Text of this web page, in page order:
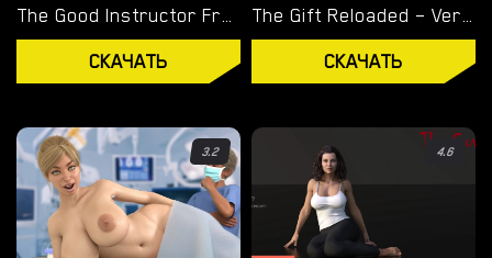
The Good Instructor Frenzy – New Version 1.40 [LovelyBone Productions]
СКАЧАТЬ
The Gift Reloaded – Version 0.08b [Mrzz]
СКАЧАТЬ
3.2 4.6